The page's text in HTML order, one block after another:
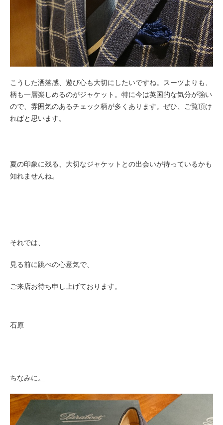
こうした洒落感、遊び心も大切にしたいですね。スーツよりも、
柄も一層楽しめるのがジャケット。特に今は英国的な気分が強い
ので、雰囲気のあるチェック柄が多くあります。ぜひ、ご覧頂け
ればと思います。
夏の印象に残る、大切なジャケットとの出会いが待っているかも
知れませんね。
それでは、
見る前に跳べの心意気で、
ご来店お待ち申し上げております。
石原
ちなみに。